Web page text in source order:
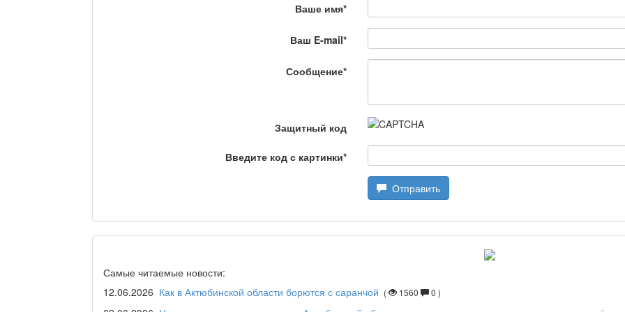
Я открываю мир / Бала дарын
Ваше имя*
Ваш E-mail*
Сообщение*
Защитный код
Введите код с картинки*
Отправить
Самые читаемые новости:
12.06.2026 Как в Актюбинской области борются с саранчой ( 1560 0 )